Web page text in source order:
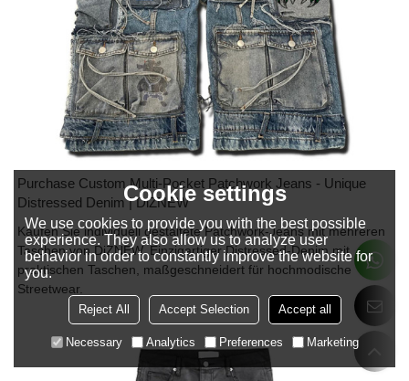
Purchase Custom Multi-Pocket Patchwork Jeans - Unique
Distressed Denim | DiZNEW
Kaufen Sie individuell gestaltete Patchwork-Jeans mit mehreren
Taschen von DiZNEW. Einzigartiger Distressed-Denim mit
praktischen Taschen, maßgeschneidert für hochmodische
Streetwear.
Cookie settings
We use cookies to provide you with the best possible
experience. They also allow us to analyze user
behavior in order to constantly improve the website for
you.
Reject All Accept Selection Accept all
Necessary Analytics Preferences Marketing